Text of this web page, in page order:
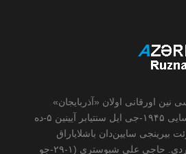
اورقانی اولان «آذربایجان»
روزنامه‌سی نین بیرینجی سایی ۱۹۴۵-جی ایل سنتیابر آیینین ۵-ده
سایین‌دان باشلایاراق
آذربایجان دیلین‌ده بوراخیلیردی. حاجی علی شبوستری (۱-۲۹-جو